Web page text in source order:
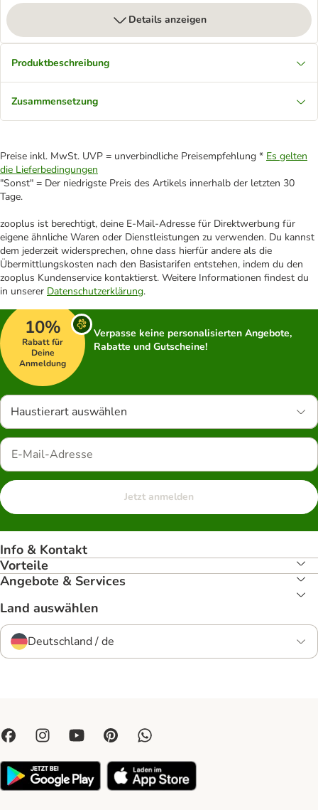
Details anzeigen
Produktbeschreibung
Zusammensetzung
Preise inkl. MwSt. UVP = unverbindliche Preisempfehlung * Es gelten
die Lieferbedingungen
"Sonst" = Der niedrigste Preis des Artikels innerhalb der letzten 30
Tage.
zooplus ist berechtigt, deine E-Mail-Adresse für Direktwerbung für
eigene ähnliche Waren oder Dienstleistungen zu verwenden. Du kannst
dem jederzeit widersprechen, ohne dass hierfür andere als die
Übermittlungskosten nach den Basistarifen entstehen, indem du den
zooplus Kundenservice kontaktierst. Weitere Informationen findest du
in unserer Datenschutzerklärung.
10%
Rabatt für
Deine
Anmeldung
Verpasse keine personalisierten Angebote,
Rabatte und Gutscheine!
Haustierart auswählen
Jetzt anmelden
Info & Kontakt
Vorteile
Angebote & Services
Land auswählen
Deutschland / de